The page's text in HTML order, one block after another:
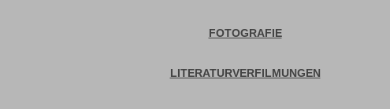
FOTOGRAFIE
LITERATURVERFILMUNGEN